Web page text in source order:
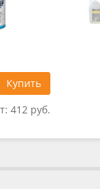
Купить
412 руб.